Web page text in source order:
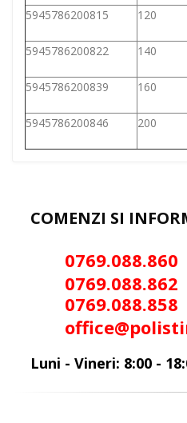
5945786200815 120
5945786200822 140
5945786200839 160
5945786200846 200
COMENZI SI
0769.088.860
0769.088.862
0769.088.858
Luni - Vineri: 8:00 -